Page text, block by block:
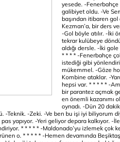
yesede. -Fenerbahçe
galibiyet oldu. -Ve
başından itibaren
Kezman’a, bir ders
-Gol böyle atılır. -İki
tekrar kulübeye
aldığı dersle. -İki gole
* * * * -Fenerbahçe
istediği gibi
mükemmel. -Göze
Kombine ataklar. -
hepsi var. * * * * * -
bir parantez açmak
en önemli kazanımı
oynadı. -Dün 20
-Teknik. -Zeki. -Ve ben bu işi iyi biliyorum
pas yapıyor. -Yeri geliyor depara kalkıyor. -
* * * * * -Maldonado’yu izlemek çok
o. * * * * * -Hemen devamında